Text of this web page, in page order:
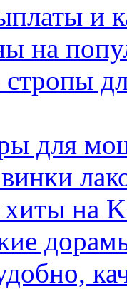
и
на
стропы
для
на